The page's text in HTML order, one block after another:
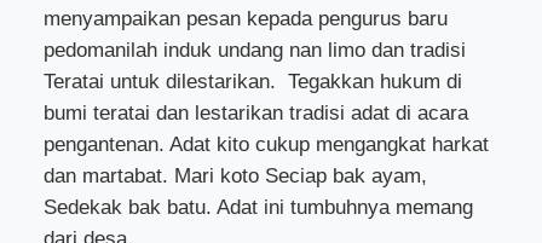
menyampaikan pesan kepada pengurus baru
pedomanilah induk undang nan limo dan tradisi
Teratai untuk dilestarikan. Tegakkan hukum di
bumi teratai dan lestarikan tradisi adat di acara
pengantenan. Adat kito cukup mengangkat harkat
dan martabat. Mari koto Seciap bak ayam,
Sedekak bak batu. Adat ini tumbuhnya memang
dari desa,